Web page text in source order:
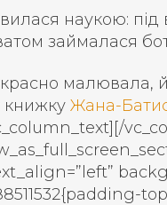
наукою:
займалася
малювала,
книжку Жана-